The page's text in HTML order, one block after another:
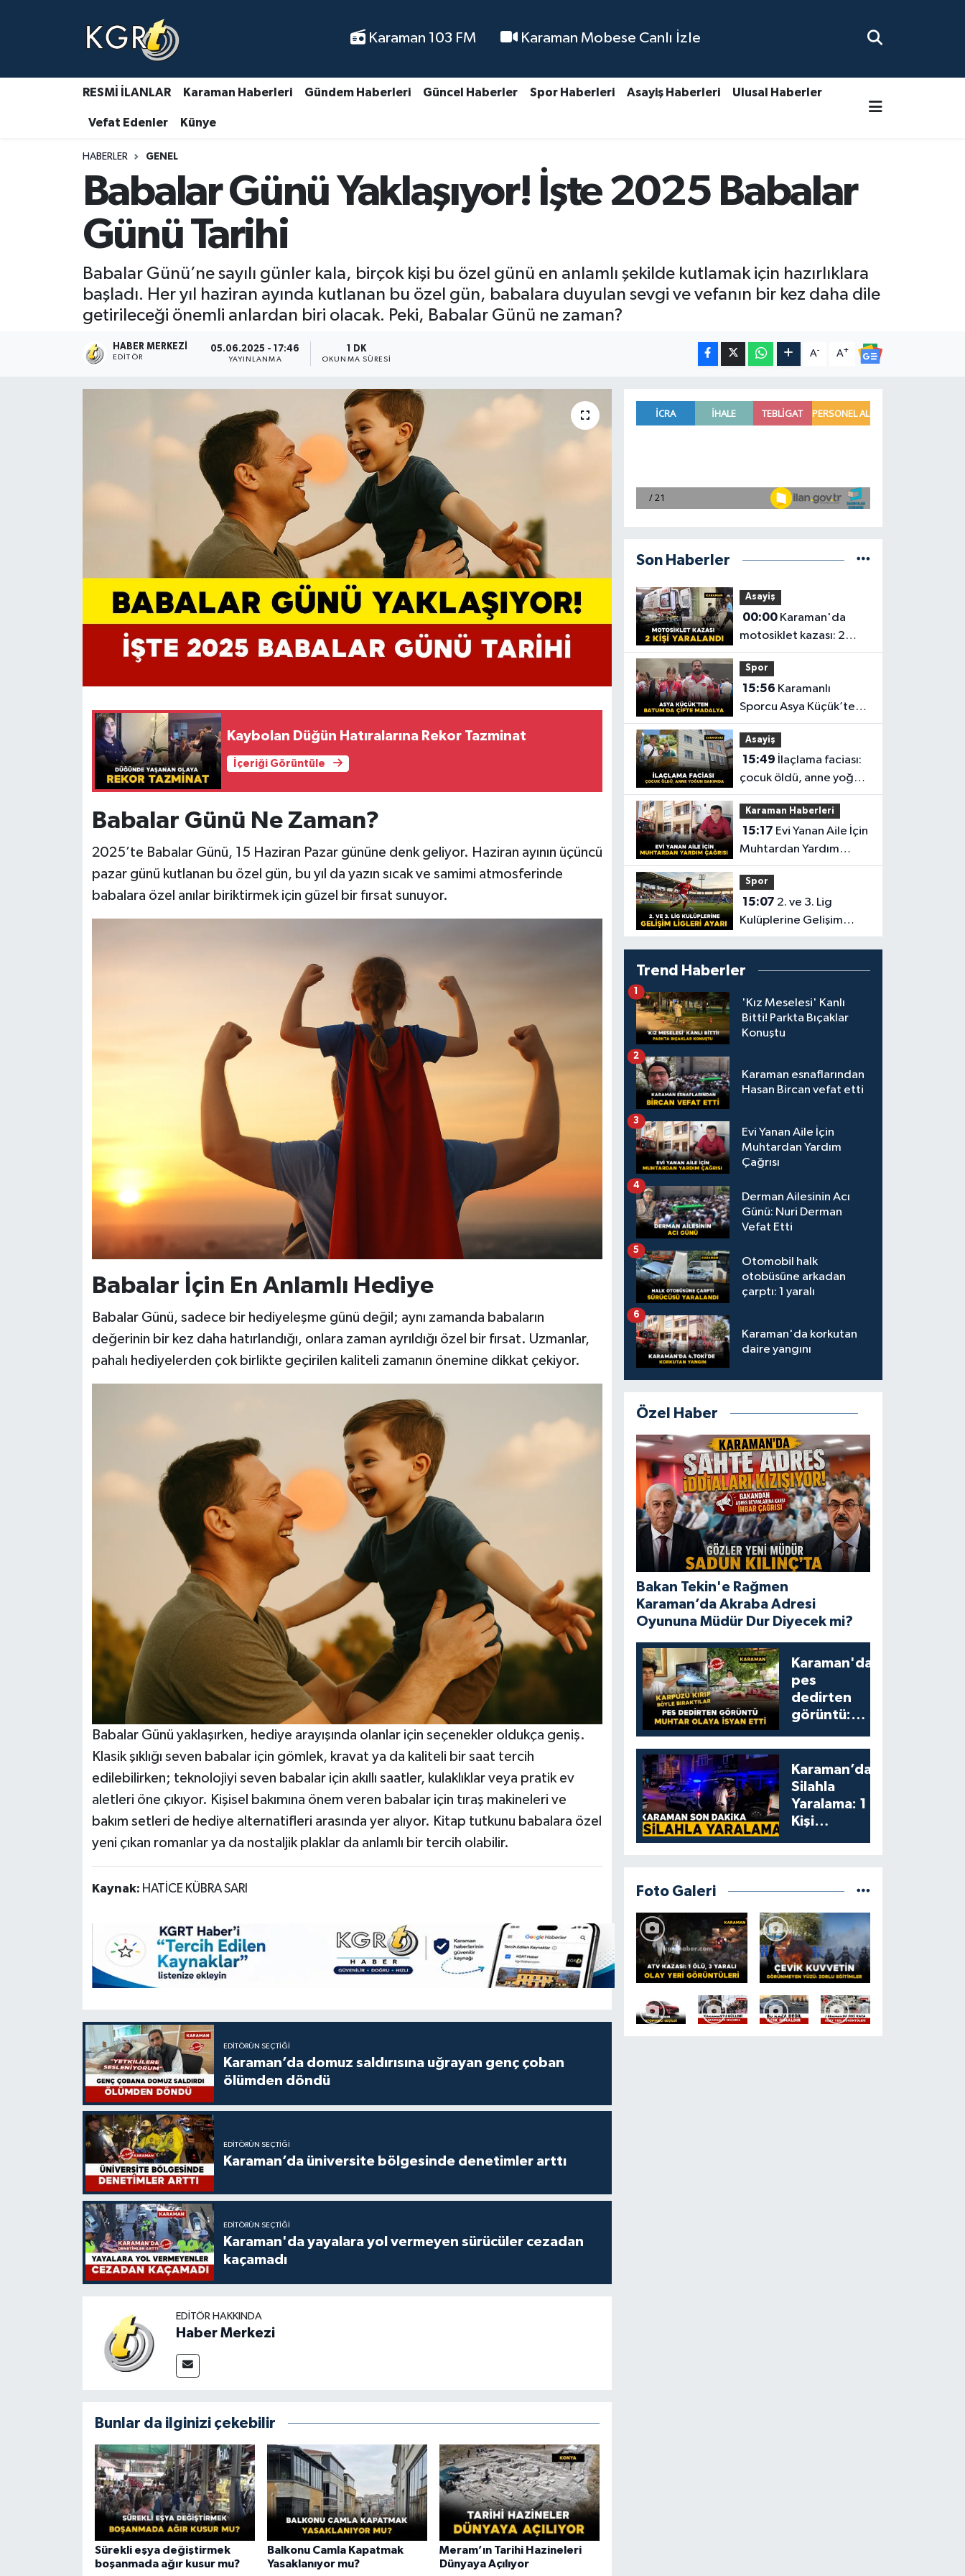
Karaman 103 FM Karaman Mobese Canlı İzle
RESMİ İLANLAR Karaman Haberleri Gündem Haberleri Güncel Haberler Spor Haberleri Asayiş Haberleri Ulusal Haberler
Vefat Edenler Künye
HABERLER GENEL
Babalar Günü Yaklaşıyor! İşte 2025 Babalar
Günü Tarihi
Babalar Günü’ne sayılı günler kala, birçok kişi bu özel günü en anlamlı şekilde kutlamak için hazırlıklara
başladı. Her yıl haziran ayında kutlanan bu özel gün, babalara duyulan sevgi ve vefanın bir kez daha dile
getirileceği önemli anlardan biri olacak. Peki, Babalar Günü ne zaman?
HABER MERKEZI
EDITÖR
05.06.2025 - 17:46
YAYINLANMA
1 DK
OKUNMA SÜRESI
A- A+
Kaybolan Düğün Hatıralarına Rekor Tazminat
İçeriği Görüntüle
Babalar Günü Ne Zaman?
2025’te Babalar Günü, 15 Haziran Pazar gününe denk geliyor. Haziran ayının üçüncü
pazar günü kutlanan bu özel gün, bu yıl da yazın sıcak ve samimi atmosferinde
babalara özel anılar biriktirmek için güzel bir fırsat sunuyor.
Babalar İçin En Anlamlı Hediye
Babalar Günü, sadece bir hediyeleşme günü değil; aynı zamanda babaların
değerinin bir kez daha hatırlandığı, onlara zaman ayrıldığı özel bir fırsat. Uzmanlar,
pahalı hediyelerden çok birlikte geçirilen kaliteli zamanın önemine dikkat çekiyor.
Babalar Günü yaklaşırken, hediye arayışında olanlar için seçenekler oldukça geniş.
Klasik şıklığı seven babalar için gömlek, kravat ya da kaliteli bir saat tercih
edilebilirken; teknolojiyi seven babalar için akıllı saatler, kulaklıklar veya pratik ev
aletleri öne çıkıyor. Kişisel bakımına önem veren babalar için tıraş makineleri ve
bakım setleri de hediye alternatifleri arasında yer alıyor. Kitap tutkunu babalara özel
yeni çıkan romanlar ya da nostaljik plaklar da anlamlı bir tercih olabilir.
Kaynak: HATİCE KÜBRA SARI
EDITÖRÜN SEÇTIĞI
Karaman’da domuz saldırısına uğrayan genç çoban
ölümden döndü
EDITÖRÜN SEÇTIĞI
Karaman’da üniversite bölgesinde denetimler arttı
EDITÖRÜN SEÇTIĞI
Karaman'da yayalara yol vermeyen sürücüler cezadan
kaçamadı
EDITÖR HAKKINDA
Haber Merkezi
Bunlar da ilginizi çekebilir
Sürekli eşya değiştirmek
boşanmada ağır kusur mu?
Balkonu Camla Kapatmak
Yasaklanıyor mu?
Meram’ın Tarihi Hazineleri
Dünyaya Açılıyor
Son Haberler
Asayiş
00:00Karaman'da
motosiklet kazası: 2
yaralı
Spor
15:56
Sporcu Asya Küçük’ten
Batum’da Çifte Madalya
Asayiş
15:49
çocuk öldü, anne yoğun
bakımda
Karaman Haberleri
15:17
Muhtardan Yardım
Çağrısı
Spor
15:07
Kulüplerine Gelişim
Ligleri Ayarı
Trend Haberler
'Kız Meselesi' Kanlı
Bitti! Parkta Bıçaklar
Konuştu
1
Karaman esnaflarından
Hasan Bircan vefat etti
2
Evi Yanan Aile İçin
Muhtardan Yardım
Çağrısı
3
Derman Ailesinin Acı
Günü: Nuri Derman
Vefat Etti
4
Otomobil halk
otobüsüne arkadan
çarptı: 1 yaralı
5
Karaman'da korkutan
daire yangını
6
Özel Haber
Bakan Tekin'e Rağmen
Karaman’da Akraba Adresi
Oyununa Müdür Dur Diyecek mi?
Karaman'da
pes
dedirten
görüntü:
yumruklayıp
yediler,
artıklarını
kamelyada
bıraktılar
Karaman’da
Silahla
Yaralama: 1
Kişi
Foto Galeri
Karaman Haberleri
Gündem Haberleri
Güncel Haberler
Asayiş Haberleri
Ulusal Haberler
Vefat Edenler